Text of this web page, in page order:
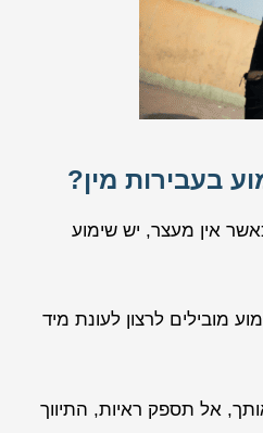
בעבירות מין?
אין מעצר, יש שימוע
מובילים לרצון לעונת מיד
אותך, אל תספק ראיות, התיווך